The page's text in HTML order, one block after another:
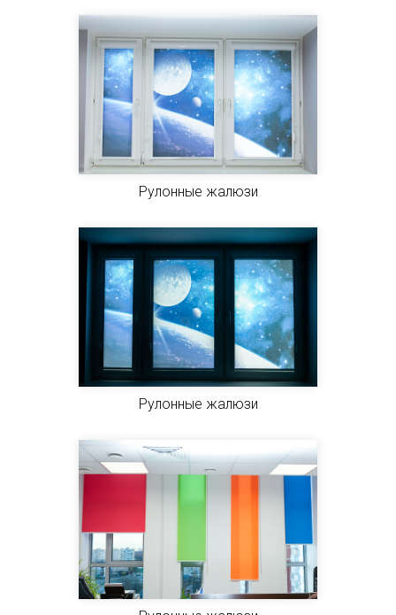
Рулонные жалюзи
Рулонные жалюзи